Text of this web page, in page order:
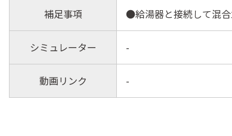
補足事項 ●給湯器と接続して混
シミュレーター -
動画リンク -